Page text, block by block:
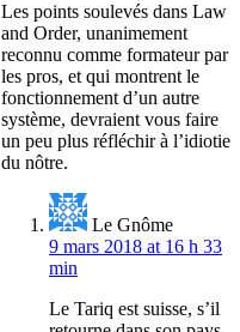
Les points soulevés dans Law
and Order, unanimement
reconnu comme formateur par
les pros, et qui montrent le
fonctionnement d’un autre
système, devraient vous faire
un peu plus réfléchir à l’idiotie
du nôtre.
Le Gnôme
9 mars 2018 at 16 h 33
min
Le Tariq est suisse, s’il